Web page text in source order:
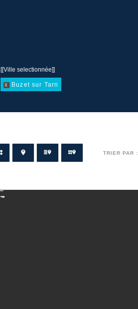
[[Ville selectionnée]]
X Buzet sur Tarn
TRIER PAR :